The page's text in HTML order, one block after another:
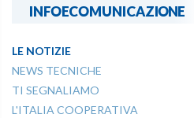
INFOECOMUNICAZIONE
LE NOTIZIE
NEWS TECNICHE
TI SEGNALIAMO
L'ITALIA COOPERATIVA